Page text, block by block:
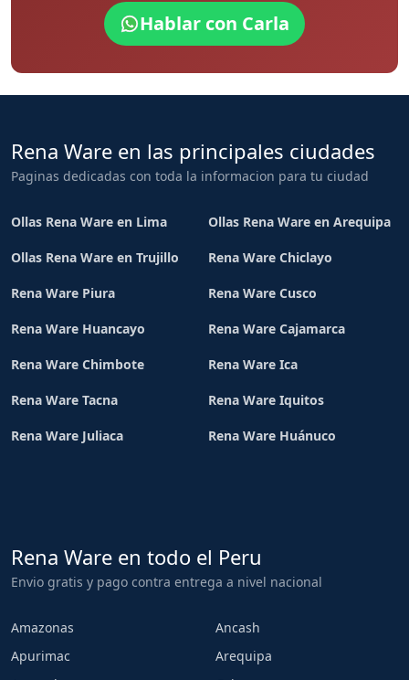
Hablar con Carla
Rena Ware en las principales ciudades
Paginas dedicadas con toda la informacion para tu ciudad
Ollas Rena Ware en Lima Ollas Rena Ware en Arequipa
Ollas Rena Ware en Trujillo Rena Ware Chiclayo
Rena Ware Piura Rena Ware Cusco
Rena Ware Huancayo Rena Ware Cajamarca
Rena Ware Chimbote Rena Ware Ica
Rena Ware Tacna Rena Ware Iquitos
Rena Ware Juliaca Rena Ware Huánuco
Rena Ware en todo el Peru
Envio gratis y pago contra entrega a nivel nacional
Amazonas
Ancash
Apurimac
Arequipa